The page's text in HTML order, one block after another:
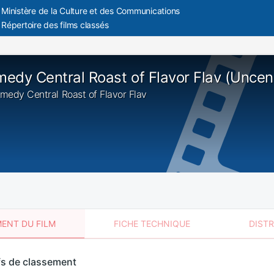
Ministère de la Culture et des Communications
Répertoire des films classés
Central Roast of Flavor Flav
Central Roast of Flavor Flav
DU FILM FICHE TECHNIQUE
de classement